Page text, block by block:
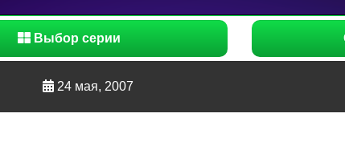
Выбор серии
24 мая, 2007